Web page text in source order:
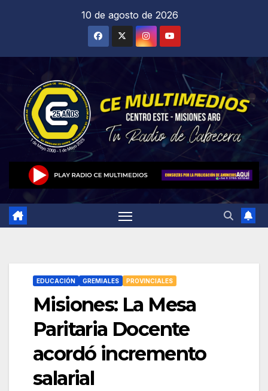
10 de agosto de 2026
EDUCACIÓN GREMIALES PROVINCIALES
Misiones: La Mesa
Paritaria Docente
acordó incremento
salarial